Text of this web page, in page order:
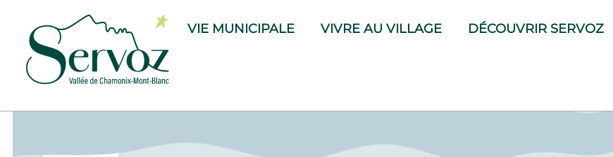
VIE MUNICIPALE VIVRE AU VILLAGE DÉCOUVRIR SERVOZ